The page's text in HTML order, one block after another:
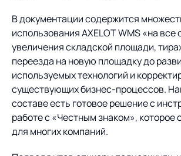
В документации содержится
использования AXELOT WMS «на все
увеличения складской площади,
переезда на новую площадку до
используемых технологий и
существующих бизнес-процессов.
составе есть готовое решение с
работе с «Честным знаком», которое
для многих компаний.